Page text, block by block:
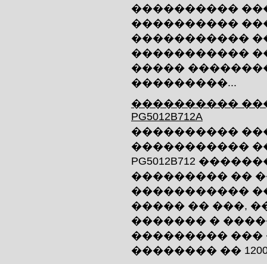
����������
����������
�����������
�����������
�����
���������...
����������
PG5012B712A
����������
�����������
PG5012B712
��������� ��
�����������
����� �� ���,
������� �
��������� ���
�������� �� 1200